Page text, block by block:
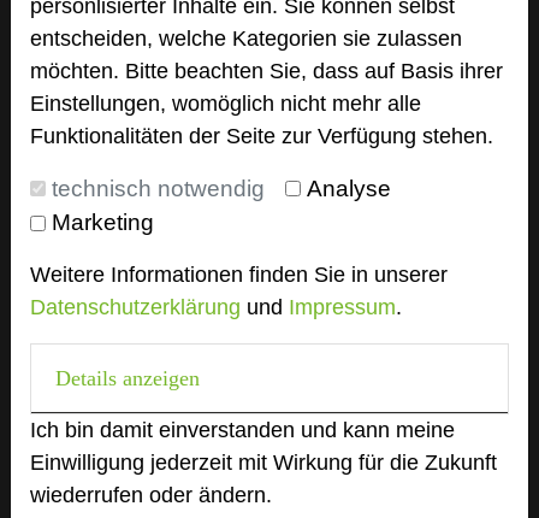
personlisierter Inhalte ein. Sie können selbst
entscheiden, welche Kategorien sie zulassen
möchten. Bitte beachten Sie, dass auf Basis ihrer
Einstellungen, womöglich nicht mehr alle
Funktionalitäten der Seite zur Verfügung stehen.
technisch notwendig
Analyse
Marketing
Weitere Informationen finden Sie in unserer
Datenschutzerklärung und Impressum.
Details anzeigen
Ich bin damit einverstanden und kann meine
Einwilligung jederzeit mit Wirkung für die Zukunft
wiederrufen oder ändern.
Hoteldaten
Max. Tagungskapazität (Personen)
U-Form
70
Reihenbestuhlung
Tagungsräume
Ausstellungsfläche Indoor: 1.400 m² Outdoor: 7.000
m²
Zimmer
1100
Doppelzimmer
Ferienhäuer und Apartments
400
Suite